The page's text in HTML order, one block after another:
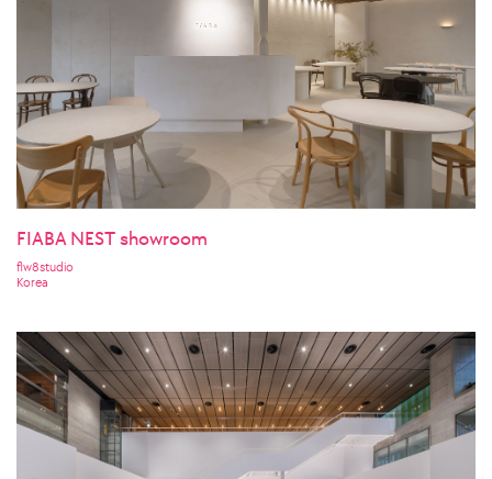
FIABA NEST showroom
flw8studio
Korea